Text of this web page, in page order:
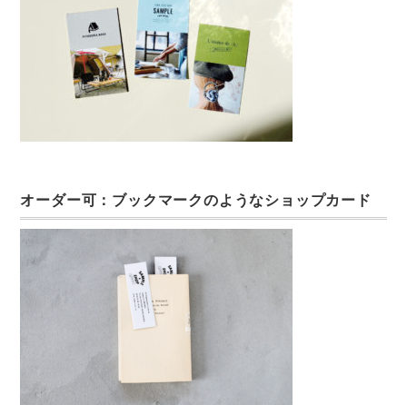
オーダー可：ブックマークのようなショップカード